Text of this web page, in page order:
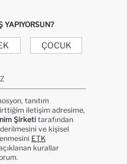
YAPIYORSUN?
ÇOCUK
tanıtım
iletişim adresime,
Şirketi tarafından
ve kişisel
ETK
kurallar